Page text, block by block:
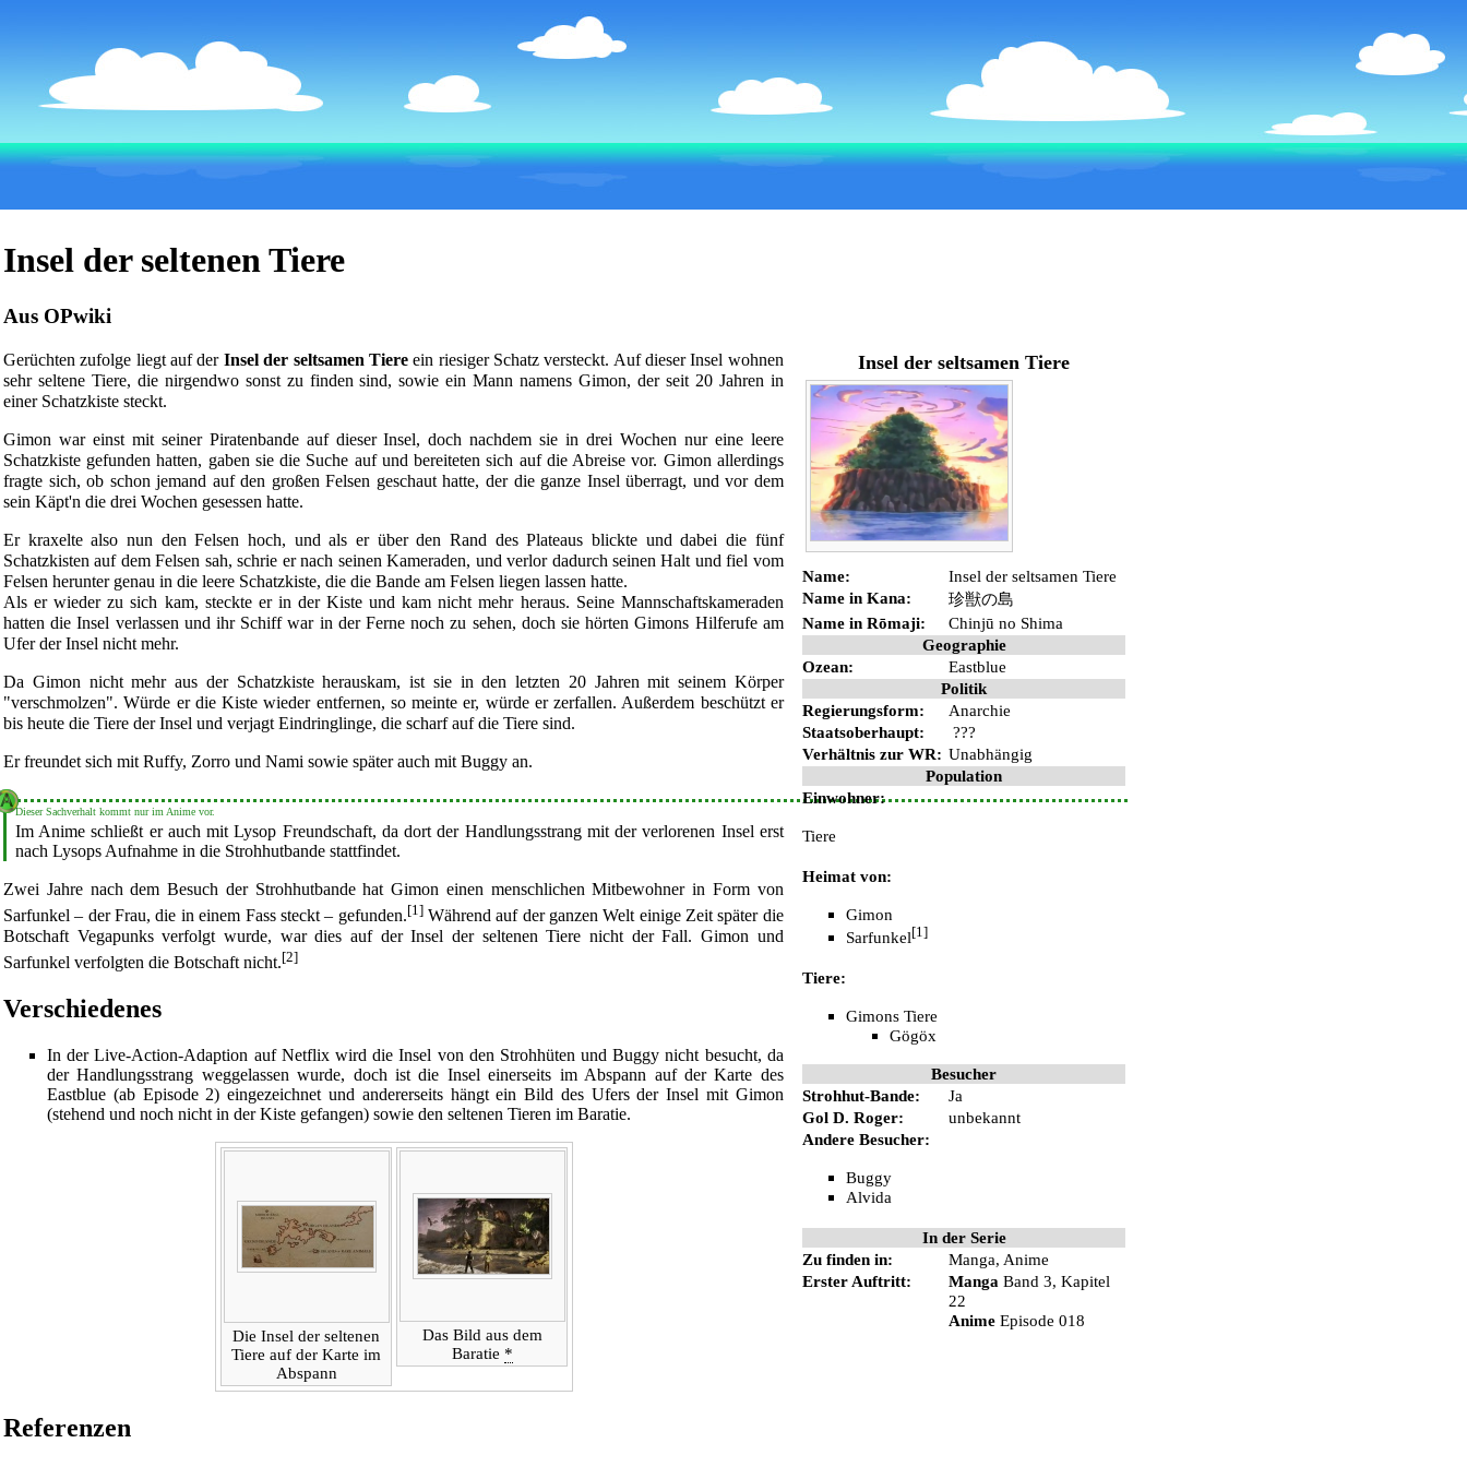
Insel der seltenen Tiere
Aus OPwiki
Insel der seltsamen Tiere
Name:
Insel der seltsamen Tiere
Name in Kana:
珍獣の島
Name in Rōmaji:
Chinjū no Shima
Geographie
Ozean:
Eastblue
Politik
Regierungsform:
Anarchie
Staatsoberhaupt:
???
Verhältnis zur WR: Unabhängig
Population
Einwohner:
Tiere
Heimat von:
Gimon
Sarfunkel[1]
Tiere:
Gimons Tiere
Gögöx
Besucher
Strohhut-Bande:
Ja
Gol D. Roger:
unbekannt
Andere Besucher:
Buggy
Alvida
In der Serie
Zu finden in:
Manga, Anime
Erster Auftritt:
Manga Band 3, Kapitel
22
Anime Episode 018
Gerüchten zufolge liegt auf der Insel der seltsamen Tiereein riesiger Schatz versteckt. Auf dieser Insel wohnen
sehr seltene Tiere, die nirgendwo sonst zu finden sind, sowie ein Mann namens Gimon, der seit 20 Jahren in
einer Schatzkiste steckt.
Gimon war einst mit seiner Piratenbande auf dieser Insel, doch nachdem sie in drei Wochen nur eine leere
Schatzkiste gefunden hatten, gaben sie die Suche auf und bereiteten sich auf die Abreise vor. Gimon allerdings
fragte sich, ob schon jemand auf den großen Felsen geschaut hatte, der die ganze Insel überragt, und vor dem
sein Käpt'n die drei Wochen gesessen hatte.
Er kraxelte also nun den Felsen hoch, und als er über den Rand des Plateaus blickte und dabei die fünf
Schatzkisten auf dem Felsen sah, schrie er nach seinen Kameraden, und verlor dadurch seinen Halt und fiel vom
Felsen herunter genau in die leere Schatzkiste, die die Bande am Felsen liegen lassen hatte.
Als er wieder zu sich kam, steckte er in der Kiste und kam nicht mehr heraus. Seine Mannschaftskameraden
hatten die Insel verlassen und ihr Schiff war in der Ferne noch zu sehen, doch sie hörten Gimons Hilferufe am
Ufer der Insel nicht mehr.
Da Gimon nicht mehr aus der Schatzkiste herauskam, ist sie in den letzten 20 Jahren mit seinem Körper
"verschmolzen". Würde er die Kiste wieder entfernen, so meinte er, würde er zerfallen. Außerdem beschützt er
bis heute die Tiere der Insel und verjagt Eindringlinge, die scharf auf die Tiere sind.
Er freundet sich mit Ruffy, Zorro und Nami sowie später auch mit Buggy an.
Dieser Sachverhalt kommt nur im Anime vor.
Im Anime schließt er auch mitLysop Freundschaft, da dort der Handlungsstrang mit der verlorenen Insel erst
nach Lysops Aufnahme in die Strohhutbande stattfindet.
Zwei Jahre nach dem Besuch der Strohhutbande hat Gimon einen menschlichen Mitbewohner in Form von
Sarfunkel – der Frau, die in einem Fass steckt – gefunden.[1]Während auf der ganzen Welt einige Zeit später die
Botschaft Vegapunksverfolgt wurde, war dies auf der Insel der seltenen Tiere nicht der Fall. Gimon und
Sarfunkel verfolgten die Botschaft nicht.[2]
Verschiedenes
In derLive-Action-Adaption auf Netflix wird die Insel von den Strohhüten und Buggy nicht besucht, da
der Handlungsstrang weggelassen wurde, doch ist die Insel einerseits im Abspann auf der Karte des
Eastblue (ab Episode 2) eingezeichnet und andererseits hängt ein Bild des Ufers der Insel mit Gimon
(stehend und noch nicht in der Kiste gefangen) sowie den seltenen Tieren im Baratie.
Die Insel der seltenen
Tiere auf der Karte im
Abspann
Das Bild aus dem
Baratie *
Referenzen
Diese Seite wurde zuletzt am 12. März 2026 um 23:35 Uhr geändert.